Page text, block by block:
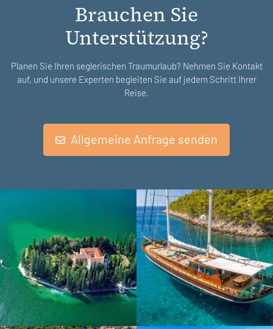
Brauchen Sie
Unterstützung?
Planen Sie Ihren seglerischen Traumurlaub? Nehmen Sie Kontakt
auf, und unsere Experten begleiten Sie auf jedem Schritt Ihrer
Reise.
Allgemeine Anfrage senden